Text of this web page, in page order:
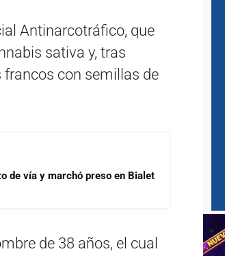
Antinarcotráfico, que
sativa y, tras
con semillas de
de vía y marchó preso en Bialet
de 38 años, el cual